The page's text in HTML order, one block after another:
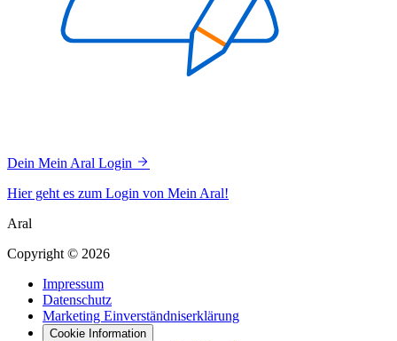
Dein Mein Aral Login
Hier geht es zum Login von Mein Aral!
Aral
Copyright © 2026
Impressum
Datenschutz
Marketing Einverständniserklärung
Cookie Information